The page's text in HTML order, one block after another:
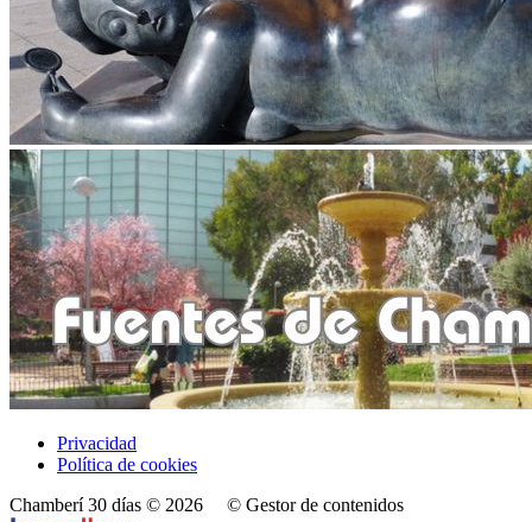
Privacidad
Política de cookies
Chamberí 30 días © 2026 © Gestor de contenidos